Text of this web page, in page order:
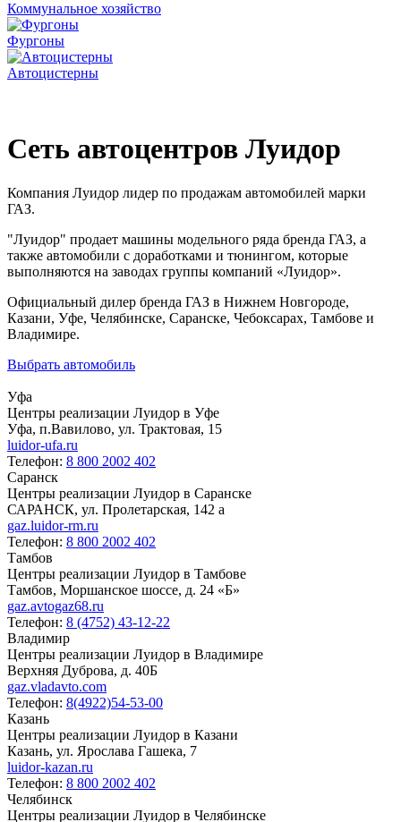
Коммунальное хозяйство
Фургоны
Автоцистерны
Сеть автоцентров Луидор
Компания Луидор лидер по продажам автомобилей марки
ГАЗ.
"Луидор" продает машины модельного ряда бренда ГАЗ, а
также автомобили с доработками и тюнингом, которые
выполняются на заводах группы компаний «Луидор».
Официальный дилер бренда ГАЗ в Нижнем Новгороде,
Казани, Уфе, Челябинске, Саранске, Чебоксарах, Тамбове и
Владимире.
Выбрать автомобиль
Уфа
Центры реализации Луидор в Уфе
Уфа, п.Вавилово, ул. Трактовая, 15
luidor-ufa.ru
Телефон: 8 800 2002 402
Саранск
Центры реализации Луидор в Саранске
САРАНСК, ул. Пролетарская, 142 а
gaz.luidor-rm.ru
Телефон: 8 800 2002 402
Тамбов
Центры реализации Луидор в Тамбове
Тамбов, Моршанское шоссе, д. 24 «Б»
gaz.avtogaz68.ru
Телефон: 8 (4752) 43-12-22
Владимир
Центры реализации Луидор в Владимире
Верхняя Дуброва, д. 40Б
gaz.vladavto.com
Телефон: 8(4922)54-53-00
Казань
Центры реализации Луидор в Казани
Казань, ул. Ярослава Гашека, 7
luidor-kazan.ru
Телефон: 8 800 2002 402
Челябинск
Центры реализации Луидор в Челябинске